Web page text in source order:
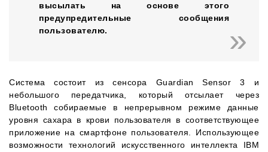
высылать на основе этого
предупредительные сообщения
пользователю.
Система состоит из сенсора Guardian Sensor 3 и
небольшого передатчика, который отсылает через
Bluetooth собираемые в непрерывном режиме данные
уровня сахара в крови пользователя в соответствующее
приложение на смартфоне пользователя. Использующее
возможности технологий искусственного интеллекта IBM